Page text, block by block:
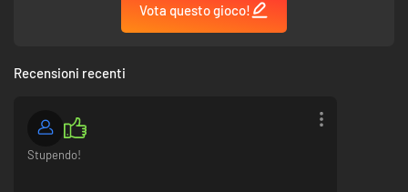
Vota questo gioco!
Recensioni recenti
Stupendo!